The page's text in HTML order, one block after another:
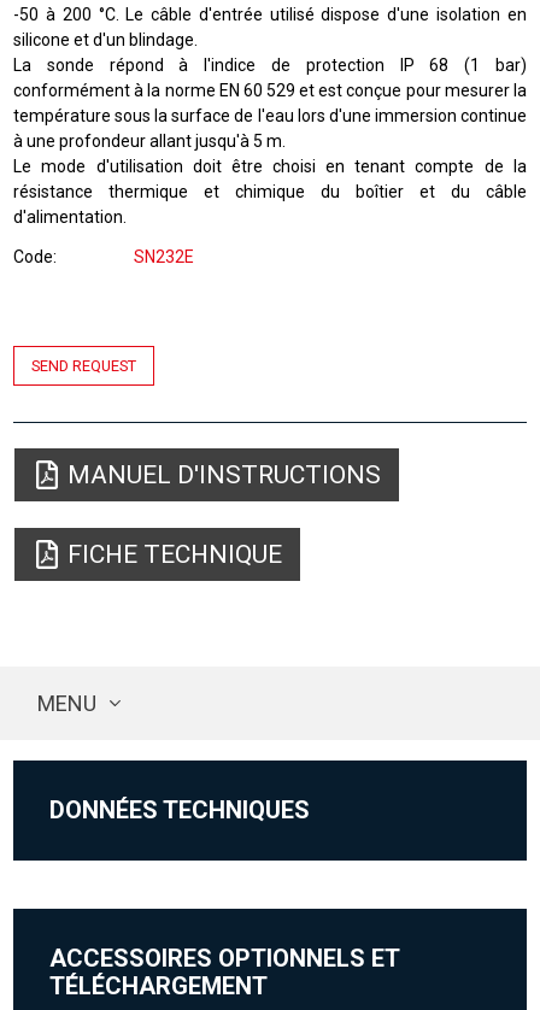
-50 à 200 °C. Le câble d'entrée utilisé dispose d'une isolation en
silicone et d'un blindage.
La sonde répond à l'indice de protection IP 68 (1 bar)
conformément à la norme EN 60 529 et est conçue pour mesurer la
température sous la surface de l'eau lors d'une immersion continue
à une profondeur allant jusqu'à 5 m.
Le mode d'utilisation doit être choisi en tenant compte de la
résistance thermique et chimique du boîtier et du câble
d'alimentation.
Code SN232E
SEND REQUEST
MANUEL D'INSTRUCTIONS
FICHE TECHNIQUE
MENU
DONNÉES TECHNIQUES
ACCESSOIRES OPTIONNELS ET
TÉLÉCHARGEMENT